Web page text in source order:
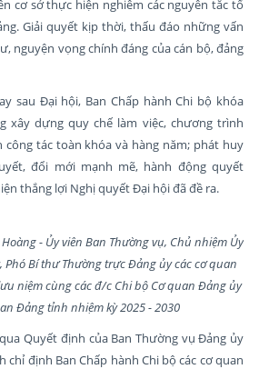
cơ sở thực hiện nghiêm các nguyên tắc tổ
Giải quyết kịp thời, thấu đáo những vấn
nguyện vọng chính đáng của cán bộ, đảng
sau Đại hội, Ban Chấp hành Chi bộ khóa
xây dựng quy chế làm việc, chương trình
công tác toàn khóa và hàng năm; phát huy
đổi mới mạnh mẽ, hành động quyết
thắng lợi Nghị quyết Đại hội đã đề ra.
- Ủy viên Ban Thường vụ, Chủ nhiệm Ủy
Phó Bí thư Thường trực Đảng ủy các cơ quan
niệm cùng các đ/c Chi bộ Cơ quan Đảng ủy
Đảng tỉnh nhiệm kỳ 2025 - 2030
Quyết định của Ban Thường vụ Đảng ủy
chỉ định Ban Chấp hành Chi bộ các cơ quan